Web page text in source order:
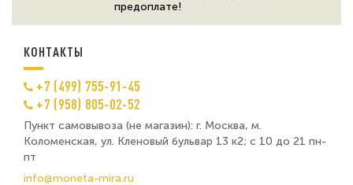
предоплате!
КОНТАКТЫ
+7 (499) 755-91-45
+7 (958) 805-02-52
Пункт самовывоза (не магазин): г. Москва, м.
Коломенская, ул. Кленовый бульвар 13 к2; с 10 до 21 пн-
пт
info@moneta-mira.ru